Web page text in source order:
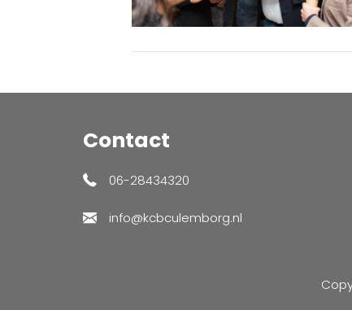
Contact
06-28434320
info@kcbculemborg.nl